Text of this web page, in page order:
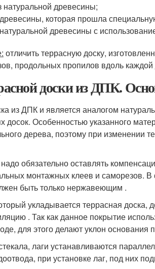
натуральной древесины;
которая прошла
древесины с
отличить террасную доску,
продольных пропилов вдоль
доски из ДПК.
из ДПК и является аналогом
Особенностью указанного
дерева, поэтому при изменении
обязательно оставлять
монтажных клеев и саморезов. В
быть только нержавеющим .
укладывается террасная доска,
. Так как данное покрытие
для этого делают уклон основания
лаги устанавливаются
при установке лаг, под них